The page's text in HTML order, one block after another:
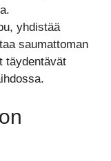
yhdistää
saumattoman
täydentävät